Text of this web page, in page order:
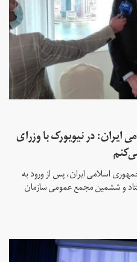
ایران: در نیویورک با وزرای
اسلامی ایران، پس از ورود به
و ششمین مجمع عمومی سازمان